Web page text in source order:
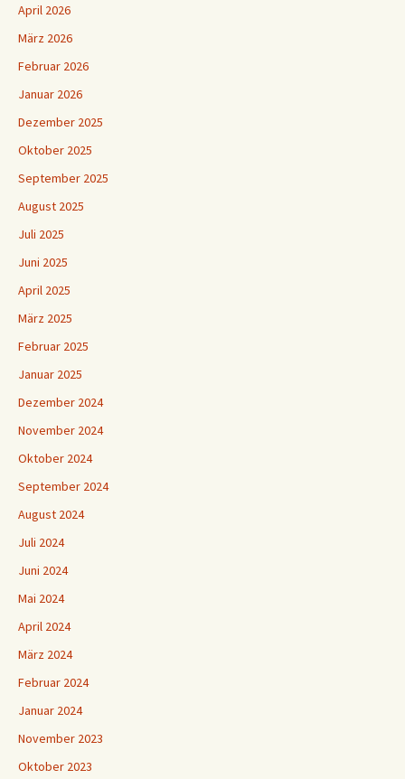
April 2026
März 2026
Februar 2026
Januar 2026
Dezember 2025
Oktober 2025
September 2025
August 2025
Juli 2025
Juni 2025
April 2025
März 2025
Februar 2025
Januar 2025
Dezember 2024
November 2024
Oktober 2024
September 2024
August 2024
Juli 2024
Juni 2024
Mai 2024
April 2024
März 2024
Februar 2024
Januar 2024
November 2023
Oktober 2023